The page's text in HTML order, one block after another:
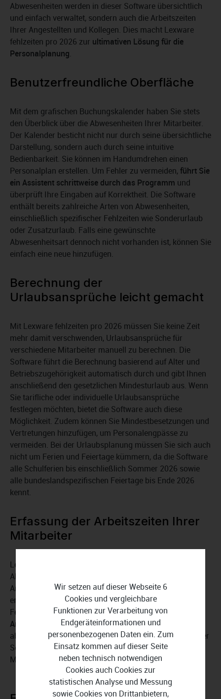
Abwesenheiten werden in dieser Software übersichtlich
und einfach verwaltet, sondern auch die Arbeitszeiten
Ihrer Angestellten und Kollegen. Dies macht Lexware
fehlzeiten pro 2026 zur ultimativen Lösung für die
Personalplanung.
Benutzerfreundliche Oberfläche
Mit dem grafischen Buchungskalender haben Sie stets
den Überblick über die Abwesenheiten Ihrer Mitarbeiter.
Der Kalender besticht nicht nur durch seine übersichtliche
Darstellung, sondern auch durch seine intuitive
Bedienbarkeit. Sie können im Handumdrehen einen
Personalplan erstellen. Um Fehler zu vermeiden, führt Sie
ein Assistent schrittweise durch das Programm und
überprüft Ihre Eingaben auf Korrektheit. Die Software
enthält bereits zahlreiche Arten von Abwesenheiten,
einschließlich spezifischer Fehlzeiten wie Sonderurlaub
oder Zusatzurlaub. Falls eine gewünschte
Abwesenheitsart dennoch nicht vorhanden ist, können Sie
einfach eine neue hinzufügen.
Berechnung der
Urlaubsansprüche leicht gemacht
Mit Lexware fehlzeiten pro 2026 müssen Sie keine Zeit
mehr damit verschwenden, Urlaubsansprüche für
verschiedene Mitarbeiter manuell zu berechnen. Die
Software führt die Berechnung basierend auf Alter und
Betriebszugehörigkeit automatisch durch und gibt Ihnen
anschließend den gesetzlichen Mindesturlaub aus. Wenn
Sie tarifliche oder individuelle Urlaubsansprüche
festlegen möchten, bietet die Software auch diese
Möglichkeit. Zudem können Sie Mindestbesetzungen und
Vertretungen hinzufügen, um Personalengpässe zu
vermeiden. Bei der Urlaubsplanung müssen Sie sich auch
nicht um Ferien und Feiertage kümmern, da die Software
alle Schulferien bis einschließlich Sommer 2026 sowie
alle bundeslandspezifischen Feiertage bis Ende 2026
kennt.
Erfassung der Arbeitszeiten Ihrer
Mitarbeiter
Lexware fehlzeiten pro 2026 kann mehr als nur
Abwesenheiten verwalten. Sie können auch die
Arbeitszeiten Ihrer Mitarbeiter mit diesem Programm
erfassen. Die Software berücksichtigt automatisch die
Fehlzeiten eines Mitarbeiters bei der
Arbeitszeiterfassung. Außerdem können Sie problemlos
abteilungs- und betriebsübergreifende Statistiken mit der
Software erstellen und diese bei Bedarf direkt in
Microsoft Excel exportieren.
Wir setzen auf dieser Webseite 6
Cookies und vergleichbare
Funktionen zur Verarbeitung von
Endgeräteinformationen und
personenbezogenen Daten ein. Zum
Einsatz kommen auf dieser Seite
neben technisch notwendigen
Cookies auch Cookies zur
statistischen Analyse und Messung
sowie Cookies von Drittanbietern,